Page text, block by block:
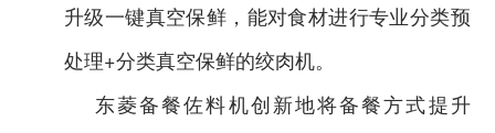
升级一键真空保鲜，能对食材进行专业分类预
处理+分类真空保鲜的绞肉机。
东菱备餐佐料机创新地将备餐方式提升